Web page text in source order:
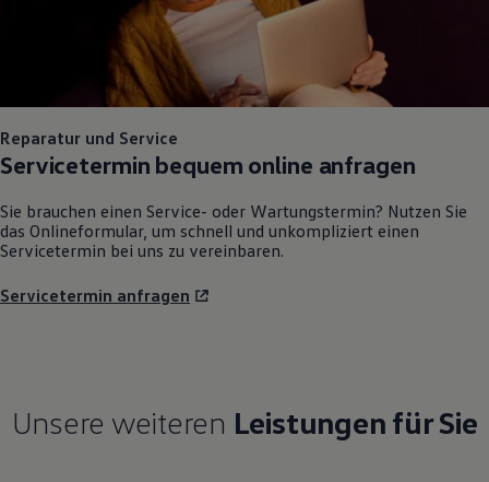
Reparatur und Service
Servicetermin bequem online anfragen
Sie brauchen einen Service- oder Wartungstermin? Nutzen Sie
das Onlineformular, um schnell und unkompliziert einen
Servicetermin bei uns zu vereinbaren.
Servicetermin anfragen
Unsere weiteren Leistungen für Sie